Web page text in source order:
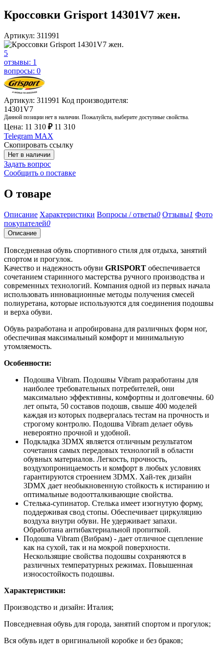
Кроссовки Grisport 14301V7 жен.
Артикул: 311991
5
отзывы: 1
вопросы: 0
Артикул: 311991 Код производителя:
14301V7
Данной позиции нет в наличии. Пожалуйста, выберите доступные свойства.
Цена: 11 310 ₽ 11 310
Telegram MAX
Скопировать ссылку
Нет в наличии
Задать вопрос
Сообщить о поставке
О товаре
Описание Характеристики Вопросы / ответы0 Отзывы1 Фото
покупателей0
Описание
Повседневная обувь спортивного стиля для отдыха, занятий
спортом и прогулок.
Качество и надежность обуви GRISPORТ обеспечивается
сочетанием старинного мастерства ручного производства и
современных технологий. Компания одной из первых начала
использовать инновационные методы получения смесей
полиуретана, которые используются для соединения подошвы
и верха обуви.
Обувь разработана и апробирована для различных форм ног,
обеспечивая максимальный комфорт и минимальную
утомляемость.
Особенности:
Подошва Vibram. Подошвы Vibram разработаны для
наиболее требовательных потребителей, они
максимально эффективны, комфортны и долговечны. 60
лет опыта, 50 составов подошв, свыше 400 моделей
каждая из которых подвергалась тестам на прочность и
строгому контролю. Подошва Vibram делает обувь
невероятно прочной и удобной.
Подкладка 3DMX является отличным результатом
сочетания самых передовых технологий в области
обувных материалов. Легкость, прочность,
воздухопроницаемость и комфорт в любых условиях
гарантируются строением 3DMX. Хай-тек дизайн
3DMX дает необыкновенную стойкость к истиранию и
оптимальные водоотталкивающие свойства.
Стелька-супинатор. Стелька имеет изогнутую форму,
поддерживая свод стопы. Обеспечивает циркуляцию
воздуха внутри обуви. Не удерживает запахи.
Обработана антибактериальной пропиткой.
Подошва Vibram (Вибрам) - дает отличное сцепление
как на сухой, так и на мокрой поверхности.
Нескользящие свойства подошвы сохраняются в
различных температурных режимах. Повышенная
износостойкость подошвы.
Характеристики:
Производство и дизайн: Италия;
Повседневная обувь для города, занятий спортом и прогулок;
Вся обувь идет в оригинальной коробке и без браков;